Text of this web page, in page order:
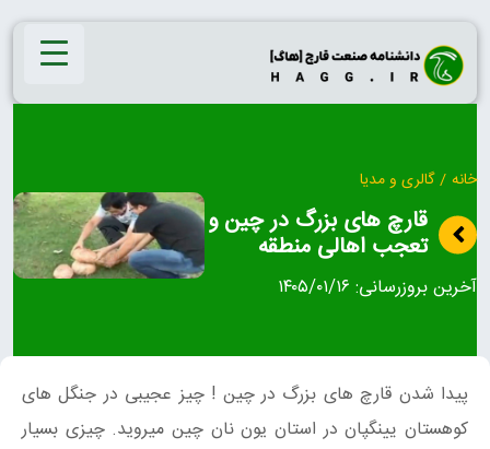
Skip
content
خانه / گالری و مدیا
قارچ های بزرگ در چین و
تعجب اهالی منطقه
آخرین بروزرسانی: ۱۴۰۵/۰۱/۱۶
پیدا شدن قارچ های بزرگ در چین ! چیز عجیبی در جنگل های
کوهستان یینگپان در استان یون نان چین میروید. چیزی بسیار